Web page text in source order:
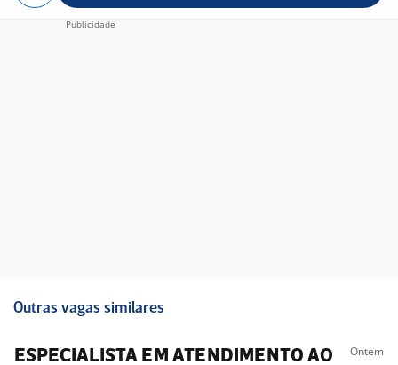
Outras vagas similares
ESPECIALISTA EM ATENDIMENTO AO
Ontem